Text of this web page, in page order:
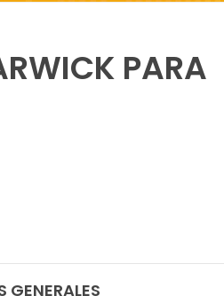
PARA
GENERALES